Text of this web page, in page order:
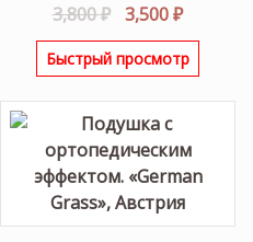
3,800₽
Первоначальная
цена
составляла
3,500₽Текущая
цена:
3,500 ₽.
Быстрый просмотр